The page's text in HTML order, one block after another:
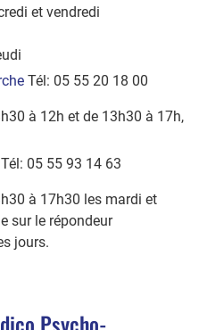
et vendredi
Tél: 05 55 20 18 00
à 12h et de 13h30 à 17h,
Tél: 05 55 93 14 63
à 17h30 les mardi et
sur le répondeur
jours.
Psycho-